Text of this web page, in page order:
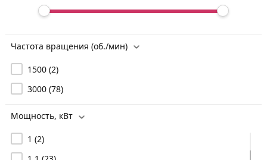
Частота вращения (об./мин)
1500 (2)
3000 (78)
Мощность, кВт
1 (2)